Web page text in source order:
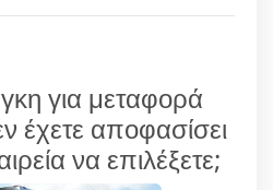
για μεταφορά
έχετε αποφασίσει
να επιλέξετε;